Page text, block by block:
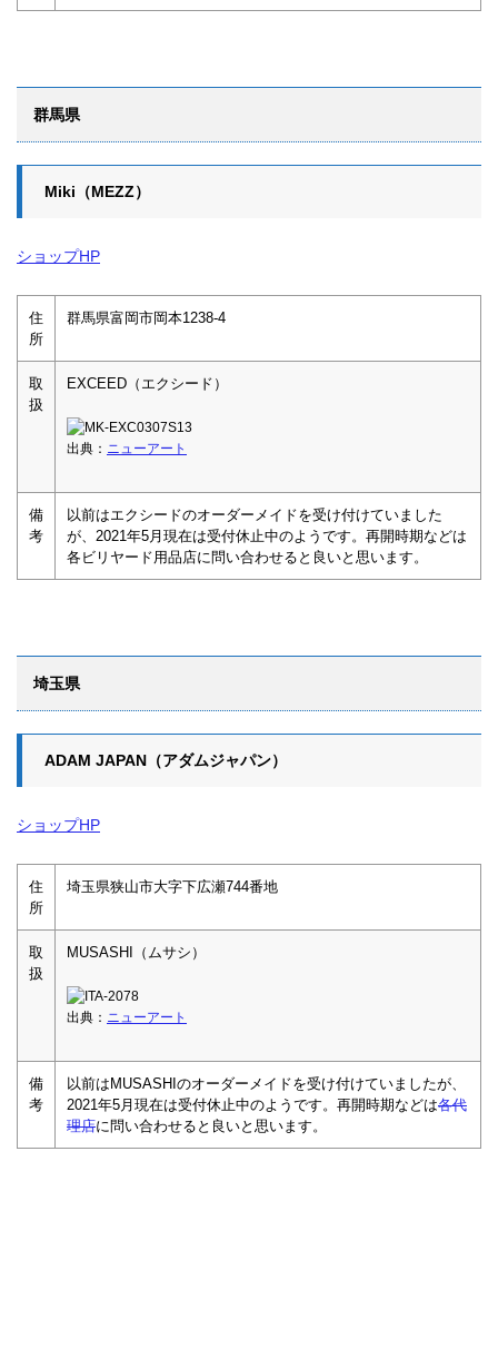
群馬県
Miki（MEZZ）
ショップHP
住
所
群馬県富岡市岡本1238-4
取
扱
EXCEED（エクシード）
出典： ニューアート
備
考
以前はエクシードのオーダーメイドを受け付けていました
が、2021年5月現在は受付休止中のようです。再開時期などは
各ビリヤード用品店に問い合わせると良いと思います。
埼玉県
ADAM JAPAN（アダムジャパン）
ショップHP
住
所
埼玉県狭山市大字下広瀬744番地
取
扱
MUSASHI（ムサシ）
出典： ニューアート
備
考
以前はMUSASHIのオーダーメイドを受け付けていましたが、
2021年5月現在は受付休止中のようです。再開時期などは各代
理店に問い合わせると良いと思います。